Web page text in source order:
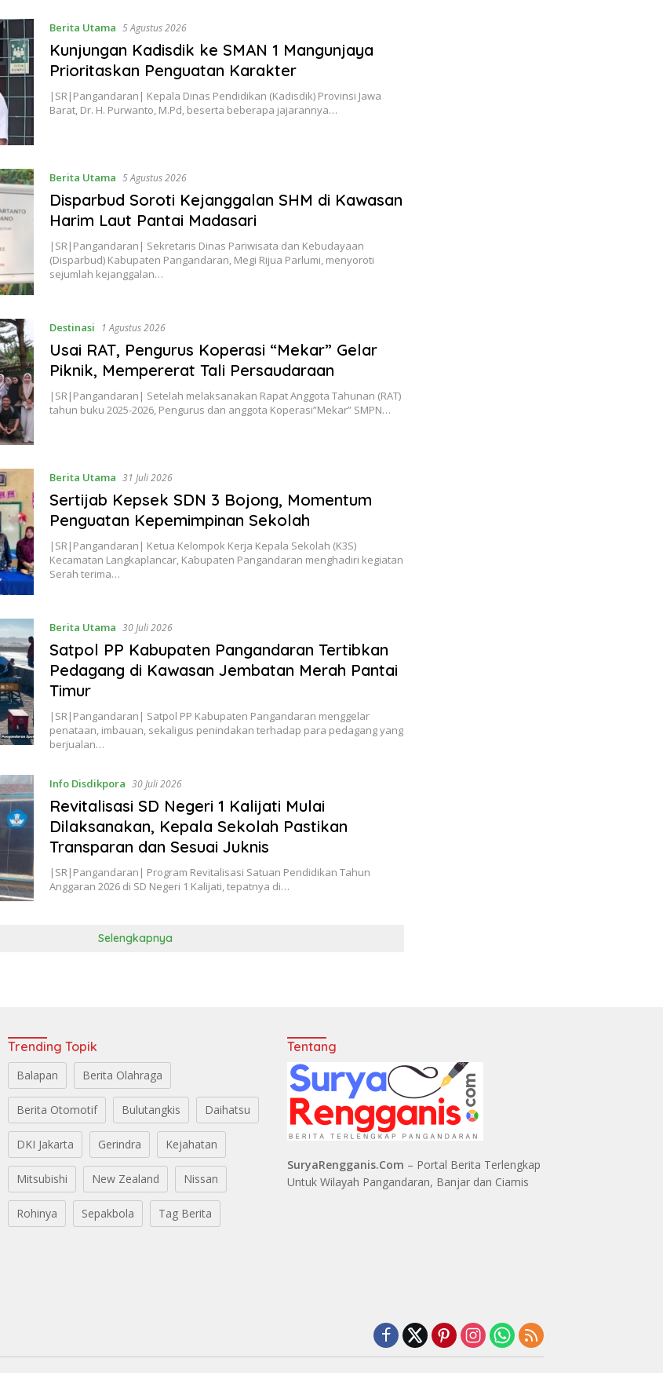
Berita Utama 5 Agustus 2026
Kunjungan Kadisdik ke SMAN 1 Mangunjaya
Prioritaskan Penguatan Karakter
|SR|Pangandaran| Kepala Dinas Pendidikan (Kadisdik) Provinsi Jawa
Barat, Dr. H. Purwanto, M.Pd, beserta beberapa jajarannya…
Berita Utama 5 Agustus 2026
Disparbud Soroti Kejanggalan SHM di Kawasan
Harim Laut Pantai Madasari
|SR|Pangandaran| Sekretaris Dinas Pariwisata dan Kebudayaan
(Disparbud) Kabupaten Pangandaran, Megi Rijua Parlumi, menyoroti
sejumlah kejanggalan…
Destinasi 1 Agustus 2026
Usai RAT, Pengurus Koperasi “Mekar” Gelar
Piknik, Mempererat Tali Persaudaraan
|SR|Pangandaran| Setelah melaksanakan Rapat Anggota Tahunan (RAT)
tahun buku 2025-2026, Pengurus dan anggota Koperasi”Mekar” SMPN…
Berita Utama 31 Juli 2026
Sertijab Kepsek SDN 3 Bojong, Momentum
Penguatan Kepemimpinan Sekolah
|SR|Pangandaran| Ketua Kelompok Kerja Kepala Sekolah (K3S)
Kecamatan Langkaplancar, Kabupaten Pangandaran menghadiri kegiatan
Serah terima…
Berita Utama 30 Juli 2026
Satpol PP Kabupaten Pangandaran Tertibkan
Pedagang di Kawasan Jembatan Merah Pantai
Timur
|SR|Pangandaran| Satpol PP Kabupaten Pangandaran menggelar
penataan, imbauan, sekaligus penindakan terhadap para pedagang yang
berjualan…
Info Disdikpora 30 Juli 2026
Revitalisasi SD Negeri 1 Kalijati Mulai
Dilaksanakan, Kepala Sekolah Pastikan
Transparan dan Sesuai Juknis
|SR|Pangandaran| Program Revitalisasi Satuan Pendidikan Tahun
Anggaran 2026 di SD Negeri 1 Kalijati, tepatnya di…
Selengkapnya
Trending Topik
Balapan Berita Olahraga
Berita Otomotif Bulutangkis Daihatsu
DKI Jakarta Gerindra Kejahatan
Mitsubishi New Zealand Nissan
Rohinya Sepakbola Tag Berita
Tentang
SuryaRengganis.Com – Portal Berita Terlengkap
Untuk Wilayah Pangandaran, Banjar dan Ciamis